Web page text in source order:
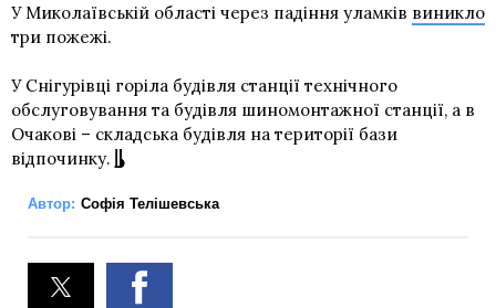
У Миколаївській області через падіння уламків виникло
три пожежі.
У Снігурівці горіла будівля станції технічного
обслуговування та будівля шиномонтажної станції, а в
Очакові – складська будівля на території бази
відпочинку.
Автор: Софія Телішевська